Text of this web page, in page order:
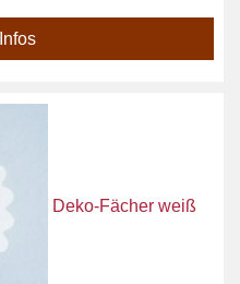
Deko-Fächer weiß